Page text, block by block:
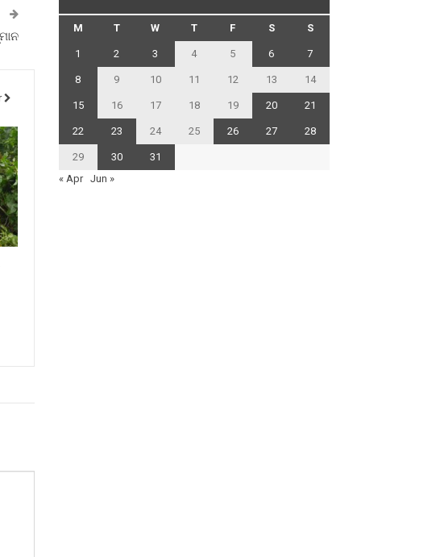
M T W T F S S
1 2 3 4 5 6 7
8 9 10 11 12 13 14
15 16 17 18 19 20 21
22 23 24 25 26 27 28
29 30
31
« Apr
Jun »